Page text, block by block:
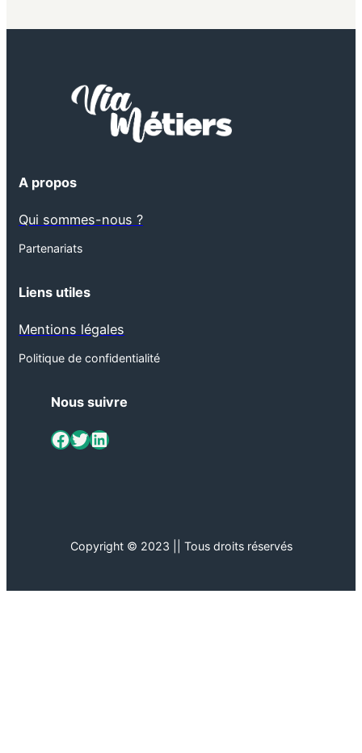
A propos
Qui sommes-nous ?
Partenariats
Liens utiles
Mentions légales
Politique de confidentialité
Nous suivre
ViaMétiers sur Facebook Twitter LinkedIn
Copyright © 2023 || Tous droits réservés